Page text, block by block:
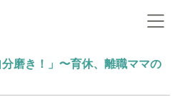
磨き！」 〜育休、離職ママの